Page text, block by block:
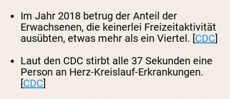
Im Jahr 2018 betrug der Anteil der
Erwachsenen, die keinerlei Freizeitaktivität
ausübten, etwas mehr als ein Viertel. [CDC]
Laut den CDC stirbt alle 37 Sekunden eine
Person an Herz-Kreislauf-Erkrankungen.
[CDC]